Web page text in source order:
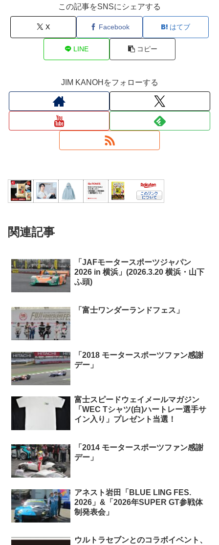
この記事をSNSにシェアする
X Facebook はてブ
LINE コピー
JIM KANOHをフォローする
関連記事
「JAFモータースポーツジャパン
2026 in 横浜」(2026.3.20 横浜・山下
ふ頭)
「富士ワンダーランドフェス」
「2018 モータースポーツファン感謝
デー」
富士スピードウェイメールマガジン
「WEC Tシャツ(白)ハートレー選手サ
イン入り」プレゼント当選！
「2014 モータースポーツファン感謝
デー」
アネスト岩田「BLUE LING FES.
2026」&「2026年SUPER GT参戦体
制発表会」
ウルトラセブンとのコラボイベント、